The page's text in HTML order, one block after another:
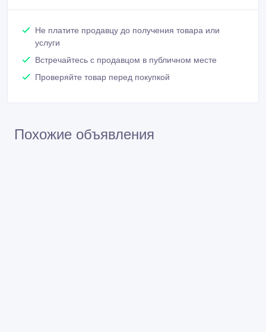
Не платите продавцу до получения товара или
услуги
Встречайтесь с продавцом в публичном месте
Проверяйте товар перед покупкой
Похожие объявления